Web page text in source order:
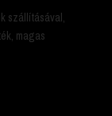
szállításával,
magas